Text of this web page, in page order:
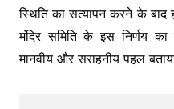
स्थिति का सत्यापन करने के बाद
मंदिर समिति के इस निर्णय
मानवीय और सराहनीय पहल